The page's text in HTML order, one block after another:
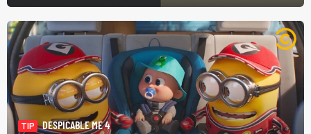
TIP
DESPICABLE ME 4